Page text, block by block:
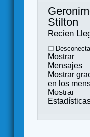
Stilton
Recien
Mostrar
Mensajes
Mostrar
en los
Mostrar
Estadísticas